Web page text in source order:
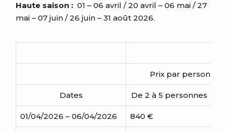
Haute saison : 01 – 06 avril / 20 avril – 06 mai / 27
mai – 07 juin / 26 juin – 31 août 2026.
Prix par personne
Dates De 2 à 5 personnes
01/04/2026 – 06/04/2026 840 €